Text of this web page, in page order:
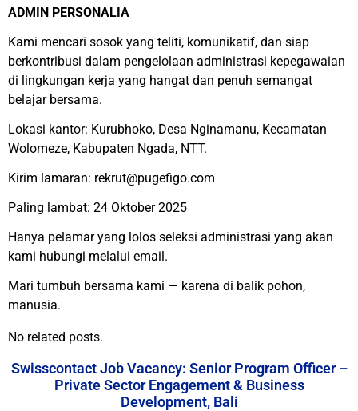
ADMIN PERSONALIA
Kami mencari sosok yang teliti, komunikatif, dan siap
berkontribusi dalam pengelolaan administrasi kepegawaian
di lingkungan kerja yang hangat dan penuh semangat
belajar bersama.
Lokasi kantor: Kurubhoko, Desa Nginamanu, Kecamatan
Wolomeze, Kabupaten Ngada, NTT.
Kirim lamaran: rekrut@pugefigo.com
Paling lambat: 24 Oktober 2025
Hanya pelamar yang lolos seleksi administrasi yang akan
kami hubungi melalui email.
Mari tumbuh bersama kami — karena di balik pohon,
manusia.
No related posts.
Swisscontact Job Vacancy: Senior Program Officer –
Private Sector Engagement & Business
Development, Bali